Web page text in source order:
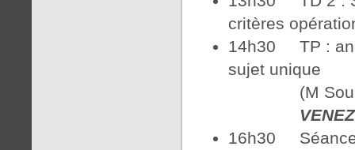
critères
14h30 TP :
sujet unique
(M Sourty,
16h30 Séance